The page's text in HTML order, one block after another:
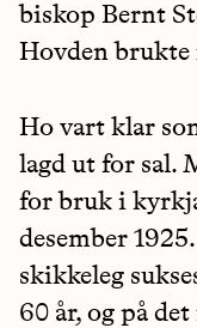
biskop Bernt
Hovden brukte
Ho vart klar
lagd ut for sal.
for bruk i
desember
skikkeleg
60 år, og på